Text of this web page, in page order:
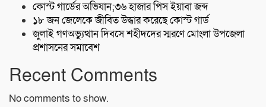
কোস্ট গার্ডের অভিযান;৩৬ হাজার পিস ইয়াবা জব্দ
১৮ জন জেলেকে জীবিত উদ্ধার করেছে কোস্ট গার্ড
জুলাই গণঅভ্যুত্থান দিবসে শহীদদের স্মরণে মোংলা উপজেলা
প্রশাসনের সমাবেশ
Recent Comments
No comments to show.